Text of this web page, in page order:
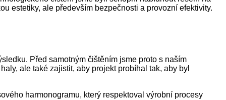
estetiky, ale především bezpečnosti a provozní efektivity.
Před samotným čištěním jsme proto s naším
ale také zajistit, aby projekt probíhal tak, aby byl
harmonogramu, který respektoval výrobní procesy